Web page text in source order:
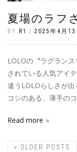
夏場のラフ
BY R1 | 2025年4月13
LOLOの〝ラグラン
されている人気アイ
違うLOLOらしさが
コシのある、薄手の
Read more
« OLDER POSTS